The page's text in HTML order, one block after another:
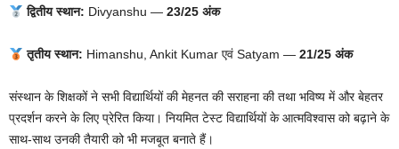
द्वितीय स्थान: Divyanshu — 23/25 अंक
तृतीय स्थान: Himanshu, Ankit Kumar एवं Satyam — 21/25 अंक
संस्थान के शिक्षकों ने सभी विद्यार्थियों की मेहनत की सराहना की तथा भविष्य में और बेहतर
प्रदर्शन करने के लिए प्रेरित किया। नियमित टेस्ट विद्यार्थियों के आत्मविश्वास को बढ़ाने के
साथ-साथ उनकी तैयारी को भी मजबूत बनाते हैं।